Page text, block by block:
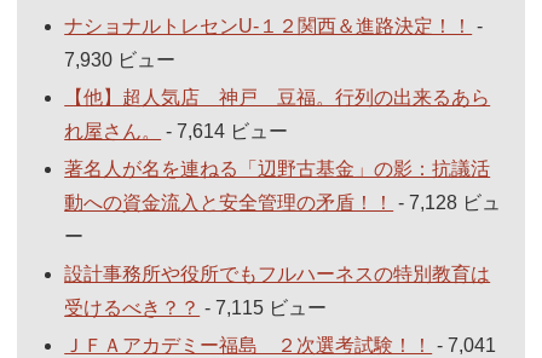
ナショナルトレセンU-１２関西＆進路決定！！
-
7,930 ビュー
【他】超人気店 神戸 豆福。行列の出来るあら
れ屋さん。
- 7,614 ビュー
著名人が名を連ねる「辺野古基金」の影：抗議活
動への資金流入と安全管理の矛盾！！
- 7,128 ビュ
ー
設計事務所や役所でもフルハーネスの特別教育は
受けるべき？？ - 7,115 ビュー
ＪＦＡアカデミー福島 ２次選考試験！！
- 7,041